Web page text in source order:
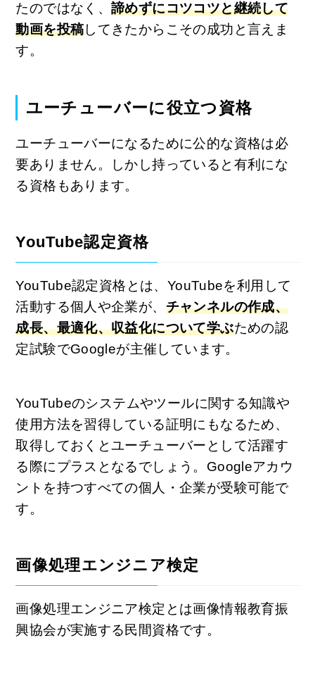
たのではなく、諦めずにコツコツと継続して
動画を投稿してきたからこその成功と言えま
す。
ユーチューバーに役立つ資格
ユーチューバーになるために公的な資格は必
要ありません。しかし持っていると有利にな
る資格もあります。
YouTube認定資格
YouTube認定資格とは、YouTubeを利用して
活動する個人や企業が、 チャンネルの作成、
成長、最適化、収益化について学ぶための認
定試験でGoogleが主催しています。
YouTubeのシステムやツールに関する知識や
使用方法を習得している証明にもなるため、
取得しておくとユーチューバーとして活躍す
る際にプラスとなるでしょう。Googleアカウ
ントを持つすべての個人・企業が受験可能で
す。
画像処理エンジニア検定
画像処理エンジニア検定とは画像情報教育振
興協会が実施する民間資格です。